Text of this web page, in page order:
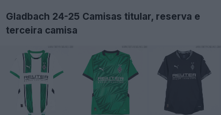
Gladbach 24-25 Camisas titular, reserva e
terceira camisa